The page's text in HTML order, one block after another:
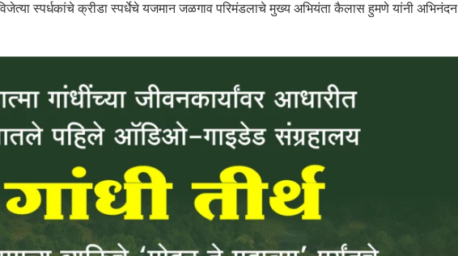
स्पर्धकांचे क्रीडा स्पर्धेचे यजमान जळगाव परिमंडलाचे मुख्य अभियंता कैलास हुमणे यांनी अभिनंदन